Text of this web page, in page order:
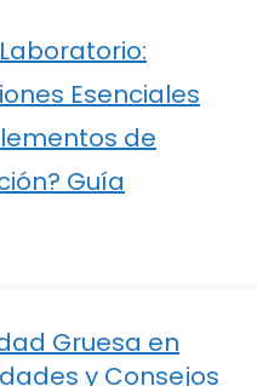
Esenciales
de
Guía
Gruesa en
y Consejos